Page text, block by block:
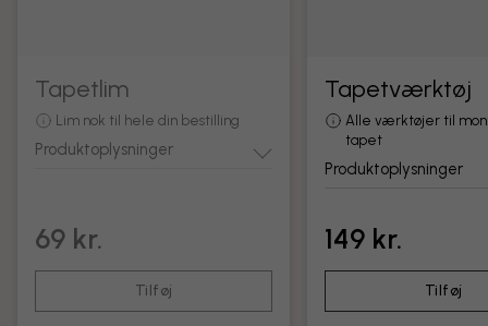
Tapetlim
Lim nok til hele din bestilling
Produktoplysninger
69 kr.
Tilføj
Tapetværktøj
Alle værktøjer til
tapet
Produktoplysninger
149 kr.
Tilføj